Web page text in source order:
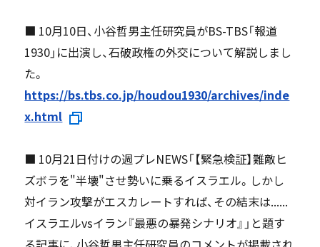
■ 10月10日、小谷哲男主任研究員がBS-TBS「報道
1930」に出演し、石破政権の外交について解説しまし
た。
https://bs.tbs.co.jp/houdou1930/archives/inde
x.html
■ 10月21日付けの週プレNEWS「【緊急検証】難敵ヒ
ズボラを"半壊"させ勢いに乗るイスラエル。しかし
対イラン攻撃がエスカレートすれば、その結末は......
イスラエルvsイラン『最悪の暴発シナリオ』」と題す